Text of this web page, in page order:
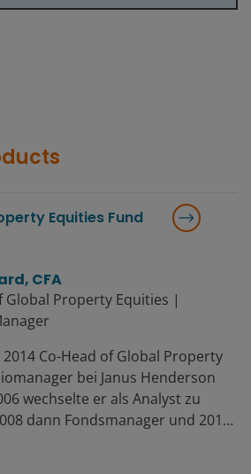
Equities Fund
CFA
Global Property Equities |
Co-Head of Global Property
bei Janus Henderson
wechselte er als Analyst zu
dann Fondsmanager und 2012
des Bereichs Global Property
Zeit bei Henderson war er